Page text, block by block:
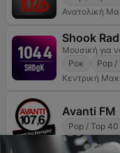
Ανατολική
Shook
Ροκ
Pop /
Κεντρική
Avanti FM
Pop / Top 40